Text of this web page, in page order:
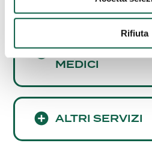
Rifiuta
CONSULENZE
MEDICI
ALTRI SERVIZI